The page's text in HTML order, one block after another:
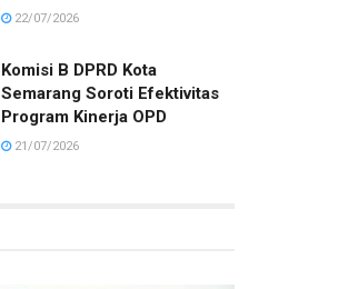
22/07/2026
Komisi B DPRD Kota
Semarang Soroti Efektivitas
Program Kinerja OPD
21/07/2026